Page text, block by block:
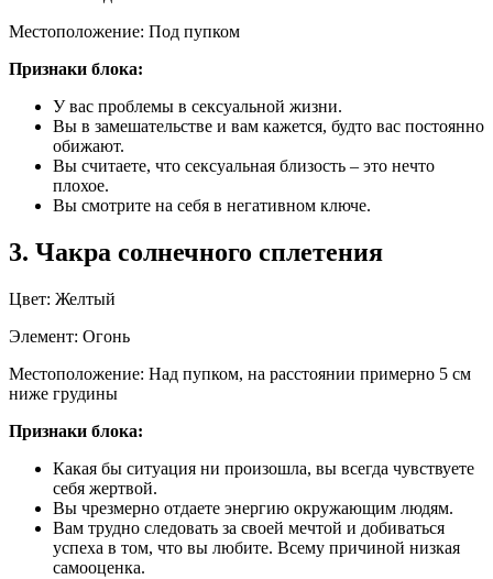
Местоположение: Под пупком
Признаки блока:
У вас проблемы в сексуальной жизни.
Вы в замешательстве и вам кажется, будто вас постоянно
обижают.
Вы считаете, что сексуальная близость – это нечто
плохое.
Вы смотрите на себя в негативном ключе.
3. Чакра солнечного сплетения
Цвет: Желтый
Элемент: Огонь
Местоположение: Над пупком, на расстоянии примерно 5 см
ниже грудины
Признаки блока:
Какая бы ситуация ни произошла, вы всегда чувствуете
себя жертвой.
Вы чрезмерно отдаете энергию окружающим людям.
Вам трудно следовать за своей мечтой и добиваться
успеха в том, что вы любите. Всему причиной низкая
самооценка.